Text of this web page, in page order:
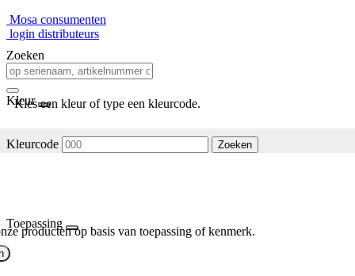
Mosa consumenten
login distributeurs
Zoeken
Kleur
Kies een kleur of type een kleurcode.
Kleurcode Zoeken
Toepassing
producten op basis van toepassing of kenmerk.